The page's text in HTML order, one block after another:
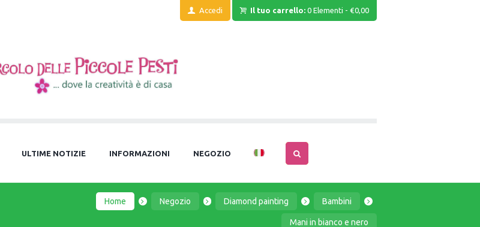
Accedi Il tuo carrello: 0 Elementi -€0,00
ULTIME NOTIZIE INFORMAZIONI NEGOZIO
Home Negozio Diamond painting Bambini
Mani in bianco e nero